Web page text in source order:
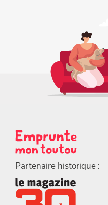
Partenaire historique :